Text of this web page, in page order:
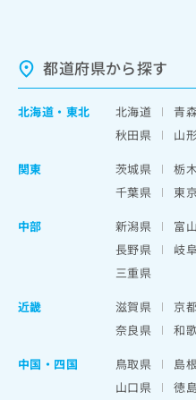
都道府県から探す
北海道 ・ 東北 北海道 青
秋田県
山
関東
茨城県 栃
千葉県
東
中部
新潟県 富
長野県
岐
三重県
近畿
滋賀県 京
奈良県
和
中国・四国
鳥取県 島
山口県
徳